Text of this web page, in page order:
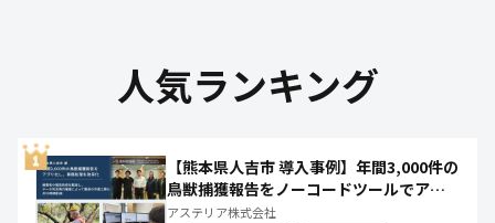
人気ランキング
【熊本県人吉市 導入事例】年間3,000件の
鳥獣捕獲報告をノーコードツールでアプ
リ化し、月50時間の庁内作業を削減
アステリア株式会社